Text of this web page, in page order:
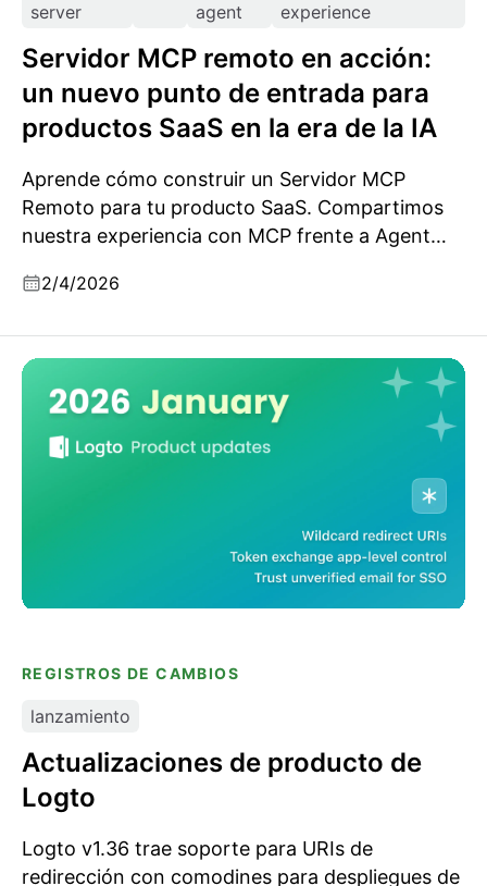
server
agent
experience
Servidor MCP remoto en acción:
un nuevo punto de entrada para
productos SaaS en la era de la IA
Aprende cómo construir un Servidor MCP
Remoto para tu producto SaaS. Compartimos
nuestra experiencia con MCP frente a Agent
herramientas MCP.
2/4/2026
REGISTROS DE CAMBIOS
lanzamiento
Actualizaciones de producto de
Logto
Logto v1.36 trae soporte para URIs de
redirección con comodines para despliegues de
Actualizaciones de producto de Logto